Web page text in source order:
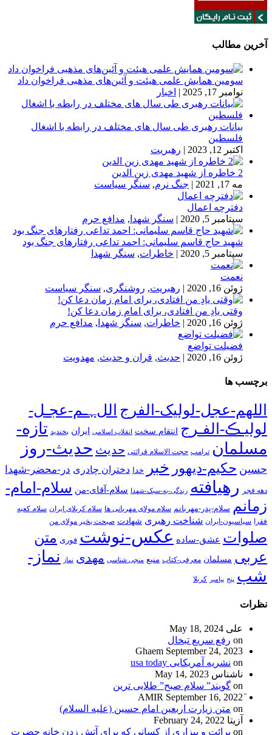
آخرین مطالب
سومین همایش علمی هیئت و آئین‌های مذهبی فراخوان داد
نوامبر 17, 2025
| اخبار
بیانات رهبری طی سال های مختلف در رابطه با اشغال
فلسطین
اکتبر 12, 2023
| رهبریت
2 خاطره از شهید مهدی زین الدین
مه 17, 2021
| جنگ نرم, سنگر سیاست
دفترچه اعمال
سپتامبر 5, 2020
| سنگر شهدا , مدافع حرم
شهید حاج قاسم سلیمانی: احمد تداعی رفتارهای جنگ بود
سپتامبر 5, 2020
| خاطرات, سنگر شهدا
نعمت
ژوئن 16, 2020
| رهبریت, روشنگری, سنگر سیاست
وقتی یادِ من افتادی، برای امام زمان دعا کن!
ژوئن 16, 2020
| خاطرات, سنگر شهدا , مدافع حرم
فضیلت تواضع
ژوئن 16, 2020
| حدیث, قران و حدیث, مهدویت
برچسب ها
اللهم-عجل-لولیک-الفرج اللﮩـم-عجـل-
لولیـڪ-الفـرج انتقام سخت انقلاب اسلامی ایران بخندید تازه-
مسلمان ترامپ حجت الاسلام قرائتی حدیث حدیث-روز
حسین حکیم-دیهور خبر خدا دختران چادری در-محضر-شهدا
دهه فجر رهیافته زندگی-به-سبک-شهدا سلام-آقای-من سلام-امام-
زمانم سلام-پدر-مهربانم سلام مولای مهربانی ها سلام کربلای ایران سلام کعبه
فقرا سیاسیون-ایران شناخت رهبری شهادت صبحت بخیر مولای من
صلوات عشق-ساده عکس-نوشت فوری متن
عربی مسلمان معرفی-کتاب منبع منجی شناسی مهدی نماز
نماز-
شب پنج پیامبر کربلا
نظرات
علی May 18, 2024
on رفع سریع تبخال
Ghaem September 24, 2023
on نشریه آمریکایی usa today
ناشناس May 14, 2023
on گویند” سلام صبح” طلایی ترین
September 16, 2022
on متن زیارت اربعین امام حسین (علیه السلام)
آزیتا February 24, 2022
on برائت و بیزاری از کسانی که برای آتش زدن خانه حضرت